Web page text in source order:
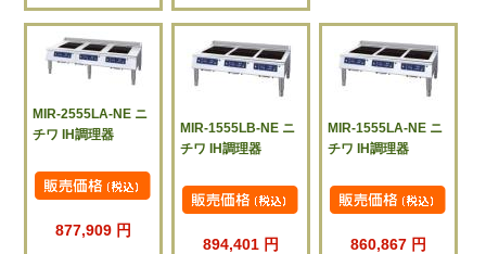
MIR-2555LA-NE ニ
チワ IH調理器
877,909 円
MIR-1555LB-NE ニ
チワ IH調理器
894,401 円
MIR-1555LA-NE ニ
チワ IH調理器
860,867 円